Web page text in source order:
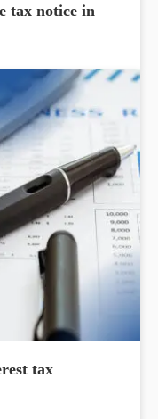
tax notice in
tax